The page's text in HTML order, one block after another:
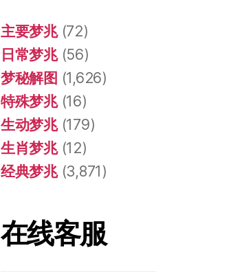
主要梦兆(72)
日常梦兆(56)
梦秘解图 (1,626)
特殊梦兆(16)
生动梦兆(179)
生肖梦兆(12)
经典梦兆(3,871)
在线客服